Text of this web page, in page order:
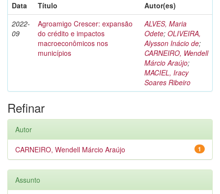
Data
Título
Autor(es)
2022-
09
Agroamigo Crescer: expansão
do crédito e impactos
macroeconômicos nos
municípios
ALVES, Maria
Odete; OLIVEIRA,
Alysson Inácio de;
CARNEIRO, Wendell
Márcio Araújo;
MACIEL, Iracy
Soares Ribeiro
Refinar
Autor
1
CARNEIRO, Wendell Márcio Araújo
Assunto